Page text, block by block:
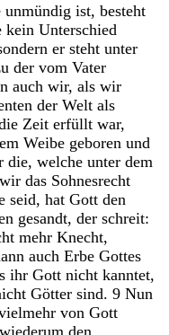
unmündig ist, besteht
kein Unterschied
er steht unter
der vom Vater
auch wir, als wir
der Welt als
Zeit erfüllt war,
Weibe geboren und
die, welche unter dem
wir das Sohnesrecht
seid, hat Gott den
gesandt, der schreit:
mehr Knecht,
auch Erbe Gottes
ihr Gott nicht kanntet,
Götter sind. 9 Nun
von Gott
wiederum den